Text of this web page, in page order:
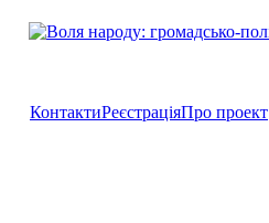
КонтактиРеєстраціяПро проект